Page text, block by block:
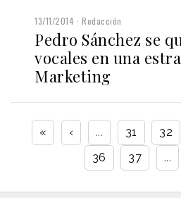
13/11/2014 Redacción
Pedro Sánchez se
vocales en una
Marketing
« ‹ ... 31 32
36
37 ...